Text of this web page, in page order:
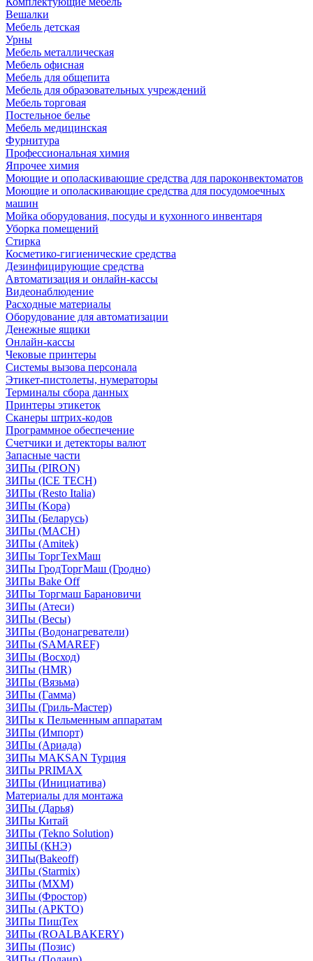
Вешалки
Мебель детская
Урны
Мебель металлическая
Мебель офисная
Мебель для общепита
Мебель для образовательных учреждений
Мебель торговая
Постельное белье
Мебель медицинская
Фурнитура
Профессиональная химия
Япрочее химия
Моющие и ополаскивающие средства для пароконвектоматов
Моющие и ополаскивающие средства для посудомоечных
машин
Мойка оборудования, посуды и кухонного инвентаря
Уборка помещений
Стирка
Косметико-гигиенические средства
Дезинфицирующие средства
Автоматизация и онлайн-кассы
Видеонаблюдение
Расходные материалы
Оборудование для автоматизации
Денежные ящики
Онлайн-кассы
Чековые принтеры
Системы вызова персонала
Этикет-пистолеты, нумераторы
Терминалы сбора данных
Принтеры этикеток
Сканеры штрих-кодов
Программное обеспечение
Счетчики и детекторы валют
Запасные части
ЗИПы (PIRON)
ЗИПы (ICE TECH)
ЗИПы (Resto Italia)
ЗИПы (Kopa)
ЗИПы (Беларусь)
ЗИПы (MACH)
ЗИПы (Amitek)
ЗИПы ТоргТехМаш
ЗИПы ГродТоргМаш (Гродно)
ЗИПы Bake Off
ЗИПы Торгмаш Барановичи
ЗИПы (Атеси)
ЗИПы (Весы)
ЗИПы (Водонагреватели)
ЗИПы (SAMAREF)
ЗИПы (Восход)
ЗИПы (HMR)
ЗИПы (Вязьма)
ЗИПы (Гамма)
ЗИПы (Гриль-Мастер)
ЗИПы к Пельменным аппаратам
ЗИПы (Импорт)
ЗИПы (Ариада)
ЗИПы MAKSAN Турция
ЗИПы PRIMAX
ЗИПы (Инициатива)
Материалы для монтажа
ЗИПы (Дарья)
ЗИПы Китай
ЗИПы (Tekno Solution)
ЗИПЫ (КНЭ)
ЗИПы(Bakeoff)
ЗИПы (Starmix)
ЗИПы (МХМ)
ЗИПы (Фростор)
ЗИПы (АРКТО)
ЗИПы ПищТех
ЗИПы (ROALBAKERY)
ЗИПы (Позис)